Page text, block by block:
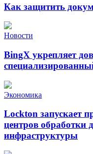
Как защитить
Новости
BingX укрепляет
Экономика
Lockton запускает
центров
инфраструктуры